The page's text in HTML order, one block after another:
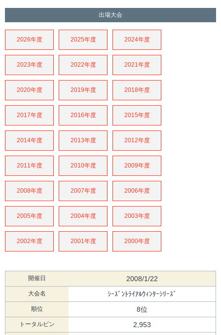
出場大会
2026年度 2025年度 2024年度
2023年度 2022年度 2021年度
2020年度 2019年度 2018年度
2017年度 2016年度 2015年度
2014年度 2013年度 2012年度
2011年度 2010年度 2009年度
2008年度 2007年度 2006年度
2005年度 2004年度 2003年度
2002年度 2001年度 2000年度
開催日 2008/1/22
大会名 ｼｰｽﾞﾝﾄﾗｲｱﾙｳｨﾝﾀｰｼﾘｰｽﾞ
順位 8位
トータルピン 2,953